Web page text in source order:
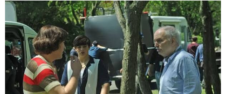
映画・ドラマ紹介 映画雑学
時事ニュース 書籍紹介
ABOUT US